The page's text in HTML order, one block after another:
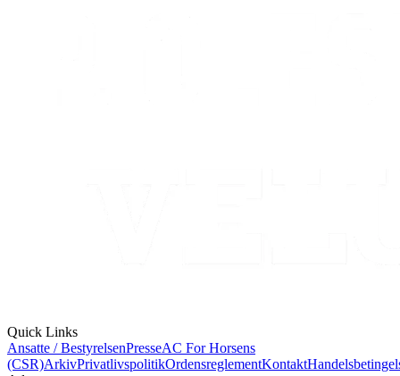
Quick Links
Ansatte / BestyrelsenPresseAC For Horsens
(CSR)ArkivPrivatlivspolitikOrdensreglementKontakt